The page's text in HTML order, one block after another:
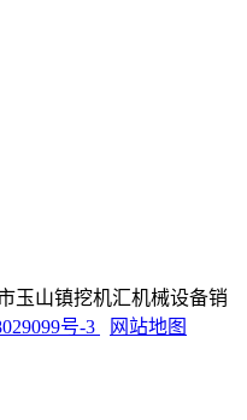
玉山镇挖机汇机械设备销
号-3 网站地图